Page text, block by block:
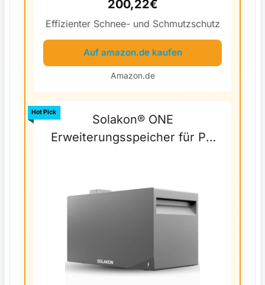
200,22€
Effizienter Schnee- und Schmutzschutz
Auf amazon.de kaufen
Amazon.de
Solakon® ONE
Erweiterungsspeicher für PV
Hot Pick